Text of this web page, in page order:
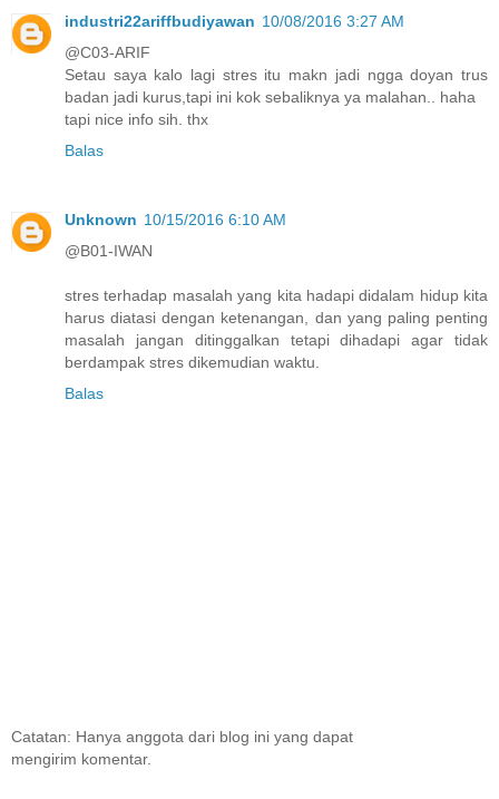
industri22ariffbudiyawan 10/08/2016 3:27 AM
@C03-ARIF
Setau saya kalo lagi stres itu makn jadi ngga doyan trus
badan jadi kurus,tapi ini kok sebaliknya ya malahan.. haha
tapi nice info sih. thx
Balas
Unknown 10/15/2016 6:10 AM
@B01-IWAN
stres terhadap masalah yang kita hadapi didalam hidup kita
harus diatasi dengan ketenangan, dan yang paling penting
masalah jangan ditinggalkan tetapi dihadapi agar tidak
berdampak stres dikemudian waktu.
Balas
Catatan: Hanya anggota dari blog ini yang dapat
mengirim komentar.